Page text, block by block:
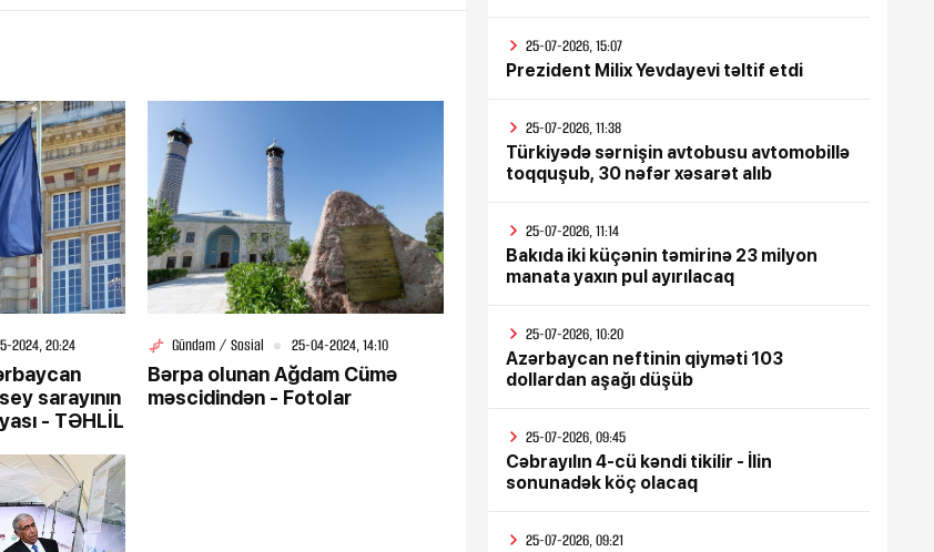
2024, 20:24
sarayının
- TƏHLİL
Gündəm / Sosial 25-04-2024, 14:10
Bərpa olunan Ağdam Cümə
məscidindən - Fotolar
25-07-2026, 15:07
Prezident Milix Yevdayevi təltif etdi
25-07-2026, 11:38
Türkiyədə sərnişin avtobusu avtomobillə
toqquşub, 30 nəfər xəsarət alıb
25-07-2026, 11:14
Bakıda iki küçənin təmirinə 23 milyon
manata yaxın pul ayırılacaq
25-07-2026, 10:20
Azərbaycan neftinin qiyməti 103
dollardan aşağı düşüb
25-07-2026, 09:45
Cəbrayılın 4-cü kəndi tikilir - İlin
sonunadək köç olacaq
25-07-2026, 09:21